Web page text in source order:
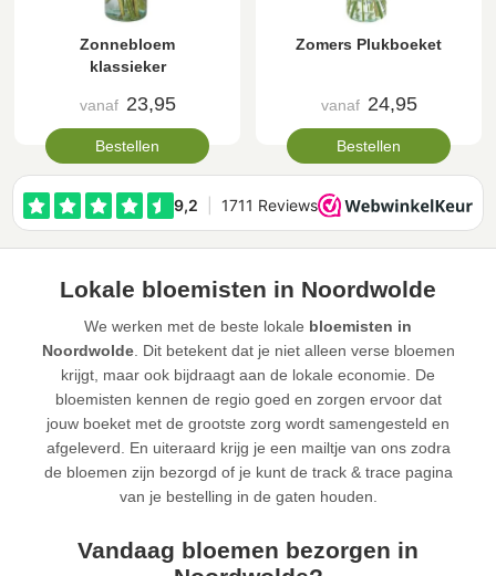
Zonnebloem
klassieker
vanaf 23,95
Bestellen
Zomers Plukboeket
vanaf 24,95
Bestellen
Lokale bloemisten in Noordwolde
We werken met de beste lokale bloemisten in
Noordwolde. Dit betekent dat je niet alleen verse bloemen
krijgt, maar ook bijdraagt aan de lokale economie. De
bloemisten kennen de regio goed en zorgen ervoor dat
jouw boeket met de grootste zorg wordt samengesteld en
afgeleverd. En uiteraard krijg je een mailtje van ons zodra
de bloemen zijn bezorgd of je kunt de track & trace pagina
van je bestelling in de gaten houden.
Vandaag bloemen bezorgen in